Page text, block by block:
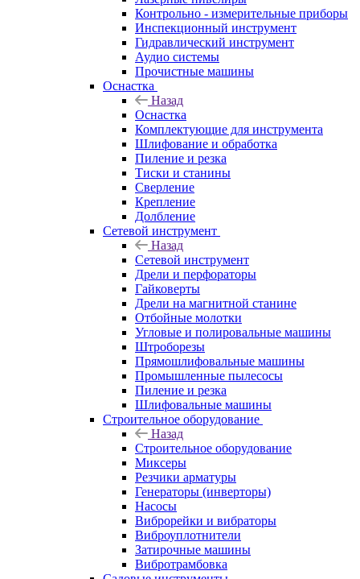
Контрольно - измерительные приборы
Инспекционный инструмент
Гидравлический инструмент
Аудио системы
Прочистные машины
Оснастка
Назад
Оснастка
Комплектующие для инструмента
Шлифование и обработка
Пиление и резка
Тиски и станины
Сверление
Крепление
Долбление
Сетевой инструмент
Назад
Сетевой инструмент
Дрели и перфораторы
Гайковерты
Дрели на магнитной станине
Отбойные молотки
Угловые и полировальные машины
Штроборезы
Прямошлифовальные машины
Промышленные пылесосы
Пиление и резка
Шлифовальные машины
Строительное оборудование
Назад
Строительное оборудование
Миксеры
Резчики арматуры
Генераторы (инверторы)
Насосы
Виброрейки и вибраторы
Виброуплотнители
Затирочные машины
Вибротрамбовка